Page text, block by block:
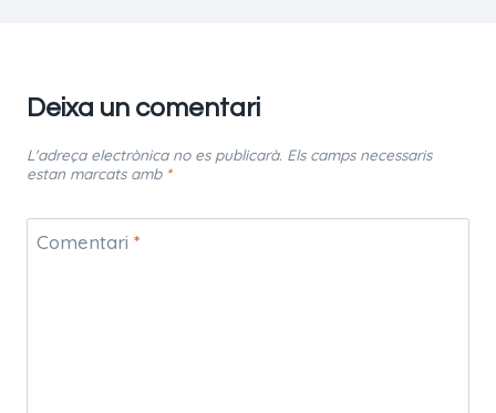
Deixa un comentari
L'adreça electrònica no es publicarà. Els camps necessaris
estan marcats amb *
Comentari *